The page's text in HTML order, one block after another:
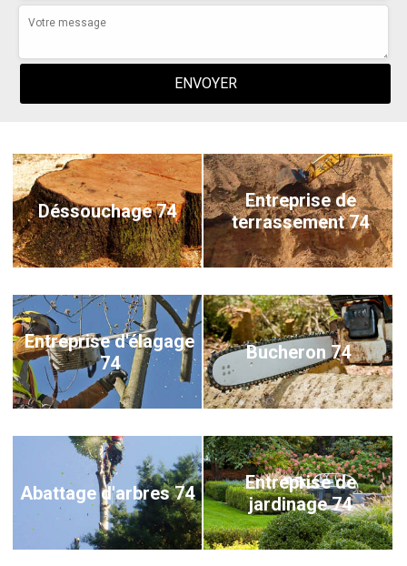
Déssouchage 74
Entreprise de
terrassement 74
Entreprise d'élagage
74
Bucheron 74
Abattage d'arbres 74
Entreprise de
jardinage 74